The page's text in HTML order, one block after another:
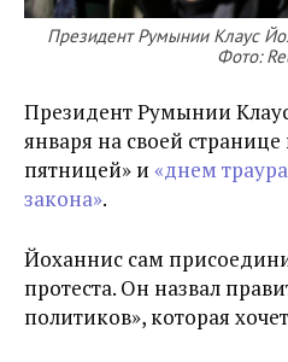
Президент Румынии Клаус
Фото:
Президент Румынии
января на своей
пятницей» и «днем
закона».
Йоханнис сам
протеста. Он назвал
политиков», которая